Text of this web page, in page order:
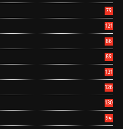
79
121
86
89
131
126
130
94